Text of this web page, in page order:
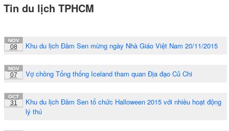
Tin du lịch TPHCM
NOV
08 Khu du lịch Đầm Sen mừng ngày Nhà Giáo Việt Nam 20/11/2015
NOV
07 Vợ chồng Tổng thống Iceland tham quan Địa đạo Củ Chi
OCT
31
Khu du lịch Đầm Sen tổ chức Halloween 2015 với nhiều hoạt động
lý thú